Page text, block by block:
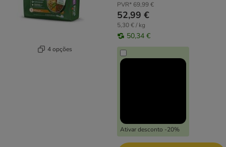
4 opções
PVR* 69,99 €
52,99 €
5,30 € / kg
50,34 €
Ativar desconto -20%